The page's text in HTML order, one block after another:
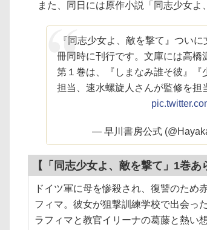
また、同日には原作小説「同志少女よ
『同志少女よ、敵を撃て』つい
冊同時に刊行です。文庫には高橋
第１巻は、『しまなみ誰そ彼』『
担当、速水螺旋人さんが監修を担
— 早川書房公式
【「同志少女よ、敵を撃て」1巻あ
ドイツ軍に母を惨殺され、復讐のため
フィマ。彼女が狙撃訓練学校で出会っ
ラフィマと教官イリーナの葛藤と熱い